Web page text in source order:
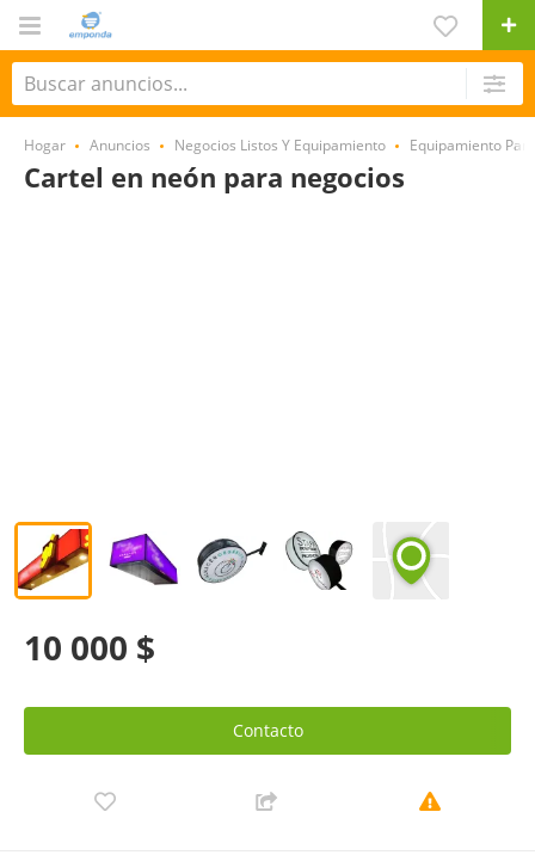
Hogar Anuncios Negocios Listos Y Equipamiento Equipamiento
Cartel en neón para negocios
10 000 $
Contacto